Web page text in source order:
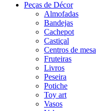
Peças de Décor
Almofadas
Bandejas
Cachepot
Castiçal
Centros de mesa
Fruteiras
Livros
Peseira
Potiche
Toy art
Vasos